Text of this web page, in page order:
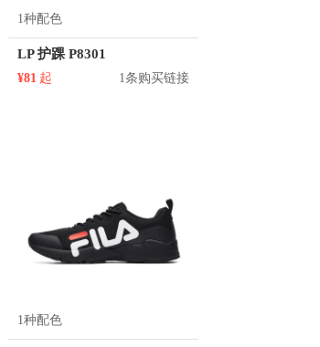
1种配色
LP 护踝 P8301
¥81 起 1条购买链接
1种配色